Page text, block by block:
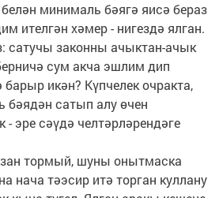
минималь бәягә яисә бераз
ителгән хәмер - нигездә ялган.
сатучы законны ачыктан-ачык
сум акча эшлим дип
икән? Күпчелек очракта,
бәядән сатып алу өчен
эре сәүдә челтәрләрендәге
тормый, шуны онытмаска
нача тәэсир итә торган куллану